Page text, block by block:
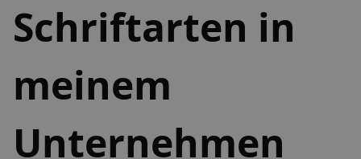
Schriftarten in
meinem
Unternehmen